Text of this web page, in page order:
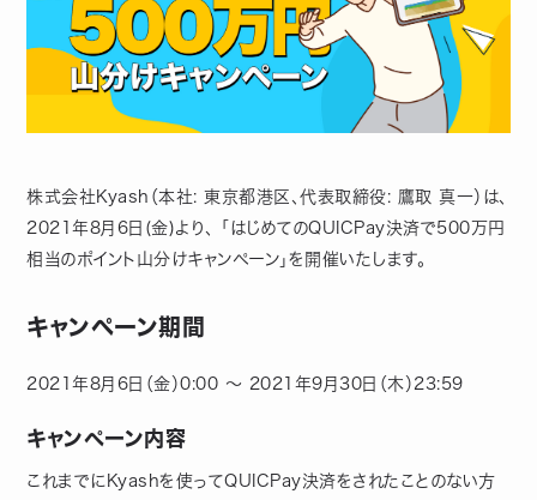
株式会社Kyash（本社: 東京都港区、代表取締役: 鷹取 真一）は、
2021年8月6日(金)より、 「はじめてのQUICPay決済で500万円
相当のポイント山分けキャンペーン」を開催いたします。
キャンペーン期間
2021年8月6日（金）0:00 ～ 2021年9月30日（木）23:59
キャンペーン内容
これまでにKyashを使ってQUICPay決済をされたことのない方